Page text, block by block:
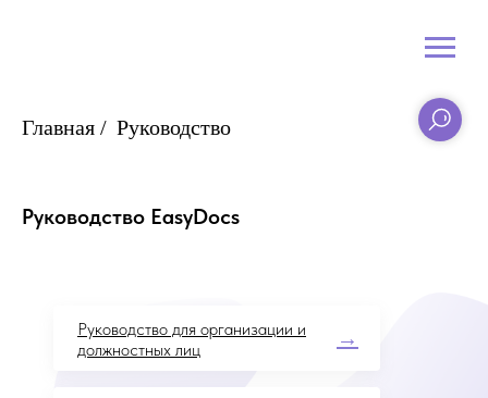
Главная / Руководство
Руководство EasyDocs
Руководство для организации и
должностных лиц
→